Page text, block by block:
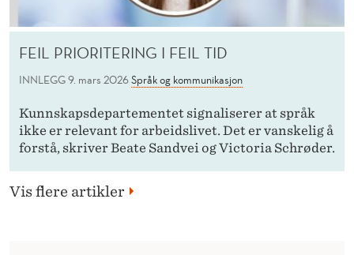
FEIL PRIORITERING I FEIL TID
INNLEGG9. mars 2026Språk og kommunikasjon
Kunnskapsdepartementet signaliserer at språk
ikke er relevant for arbeidslivet. Det er vanskelig å
forstå, skriver Beate Sandvei og Victoria Schrøder.
Vis flere artikler